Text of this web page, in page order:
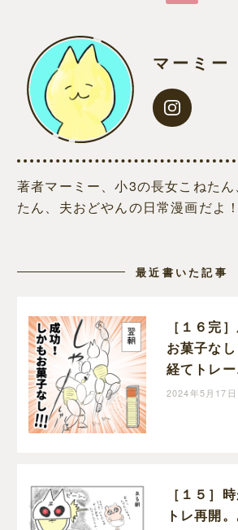
マーミー
著者マーミー、小3の長女こねた
たん、夫おどやんの日常漫画だよ！
最近書いた記事
［１６完
お菓子な
経てトレ
く。お年頃
2024年5月17日
［１５］
トレ再開